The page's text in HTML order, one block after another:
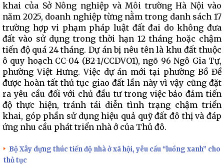
khai của Sở Nông nghiệp và Môi trường Hà Nội vào
năm 2025, doanh nghiệp từng nằm trong danh sách 17
trường hợp vi phạm pháp luật đất đai do không đưa
đất vào sử dụng trong thời hạn 12 tháng hoặc chậm
tiến độ quá 24 tháng. Dự án bị nêu tên là khu đất thuộc
ô quy hoạch CC-04 (B2-1/CCDVO1), ngõ 96 Ngô Gia Tự,
phường Việt Hưng. Việc dự án mới tại phường Bồ Đề
được hoàn tất thủ tục giao đất lần này vì vậy cũng đặt
ra yêu cầu đối với chủ đầu tư trong việc bảo đảm tiến
độ thực hiện, tránh tái diễn tình trạng chậm triển
khai, góp phần sử dụng hiệu quả quỹ đất đô thị và đáp
ứng nhu cầu phát triển nhà ở của Thủ đô.
Bộ Xây dựng thúc tiến độ nhà ở xã hội, yêu cầu “luồng xanh” cho
thủ tục